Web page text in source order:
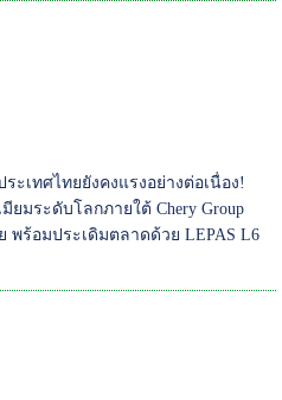
เทศไทยยังคงแรงอย่างต่อเนื่อง!
มระดับโลกภายใต้ Chery Group
พร้อมประเดิมตลาดด้วย LEPAS L6